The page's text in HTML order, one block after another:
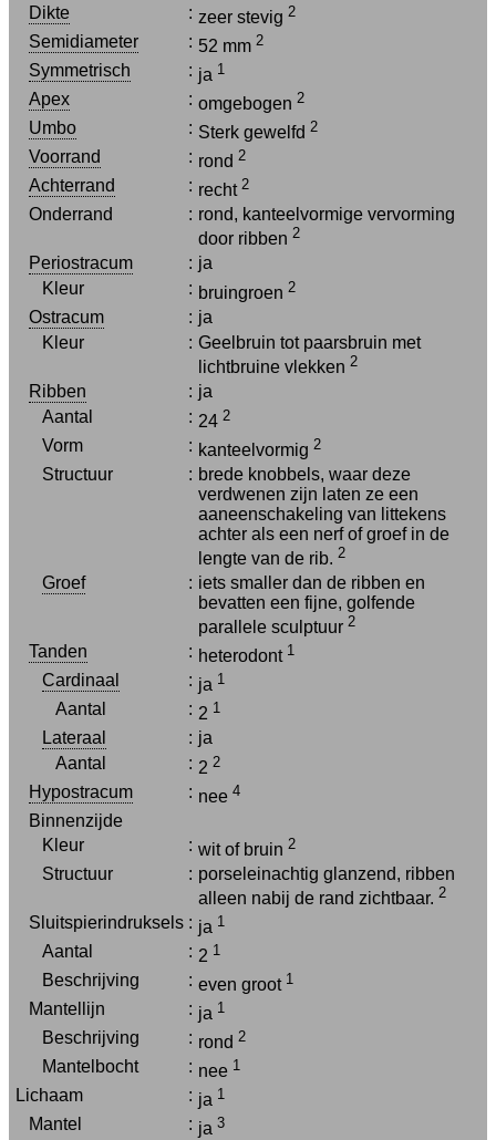
Dikte : zeer stevig 2
Semidiameter : 52 mm 2
Symmetrisch : ja 1
Apex : omgebogen 2
Umbo : Sterk gewelfd 2
Voorrand : rond 2
Achterrand : recht 2
Onderrand : rond, kanteelvormige vervorming
door ribben 2
Periostracum : ja
Kleur
: bruingroen 2
Ostracum : ja
Kleur
: Geelbruin tot paarsbruin met
lichtbruine vlekken 2
Ribben : ja
Aantal
: 24 2
Vorm : kanteelvormig 2
Structuur : brede knobbels, waar deze
verdwenen zijn laten ze een
aaneenschakeling van littekens
achter als een nerf of groef in de
lengte van de rib. 2
Groef : iets smaller dan de ribben en
bevatten een fijne, golfende
parallele sculptuur 2
Tanden : heterodont 1
Cardinaal : ja 1
Aantal : 2 1
Lateraal : ja
Aantal
: 2 2
Hypostracum : nee 4
Binnenzijde
Kleur
: wit of bruin 2
Structuur : porseleinachtig glanzend, ribben
alleen nabij de rand zichtbaar. 2
Sluitspierindruksels : ja 1
Aantal : 2 1
Beschrijving : even groot 1
Mantellijn : ja 1
Beschrijving : rond 2
Mantelbocht : nee 1
Lichaam : ja 1
Mantel : ja 3